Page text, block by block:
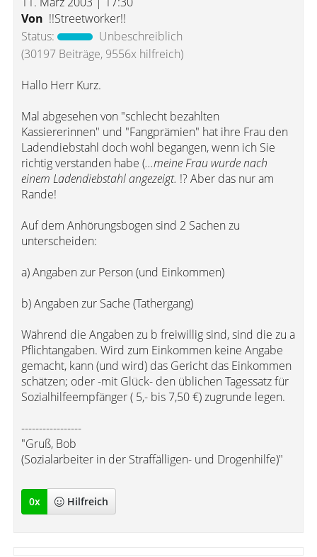
Von !!Streetworker!!
Status:
Unbeschreiblich
(30197 Beiträge, 9556x hilfreich)
Hallo Herr Kurz.
Mal abgesehen von "schlecht bezahlten
Kassiererinnen" und "Fangprämien" hat ihre Frau den
Ladendiebstahl doch wohl begangen, wenn ich Sie
richtig verstanden habe (...meine Frau wurde nach
einem Ladendiebstahl angezeigt. !? Aber das nur am
Rande!
Auf dem Anhörungsbogen sind 2 Sachen zu
unterscheiden:
a) Angaben zur Person (und Einkommen)
b) Angaben zur Sache (Tathergang)
Während die Angaben zu b freiwillig sind, sind die zu a
Pflichtangaben. Wird zum Einkommen keine Angabe
gemacht, kann (und wird) das Gericht das Einkommen
schätzen; oder -mit Glück- den üblichen Tagessatz für
Sozialhilfeempfänger ( 5,- bis 7,50 €) zugrunde legen.
-----------------
"Gruß, Bob
(Sozialarbeiter in der Straffälligen- und Drogenhilfe)"
0x Hilfreich